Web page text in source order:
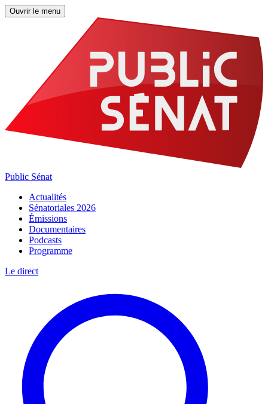
Ouvrir le menu
Public Sénat
Actualités
Sénatoriales 2026
Émissions
Documentaires
Podcasts
Programme
Le direct